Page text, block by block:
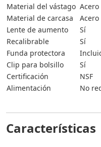
Material del vástago
Material de carcasa
Lente de aumento
Sí
Recalibrable
Sí
Funda protectora
Clip para bolsillo
Sí
Certificación
NSF
Alimentación
No
Características